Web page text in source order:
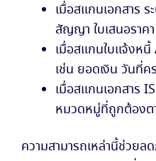
เมื่อสแกนเอกสาร ร
สัญญา ใบเสนอราค
เมื่อสแกนใบแจ้งห
เช่น ยอดเงิน วันที่
เมื่อสแกนเอกสาร
หมวดหมู่ที่ถูกต้องต
ความสามารถเหล่านี้ช่วยล